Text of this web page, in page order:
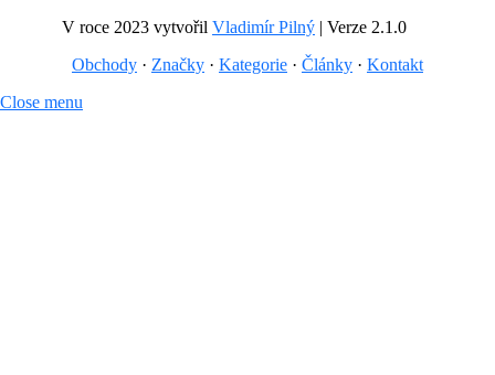
V roce 2023 vytvořil Vladimír Pilný | Verze 2.1.0
Obchody · Značky · Kategorie · Články · Kontakt
Close menu